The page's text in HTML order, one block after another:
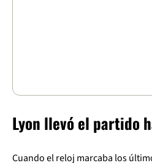
Lyon llevó el partido
Cuando el reloj marcaba los